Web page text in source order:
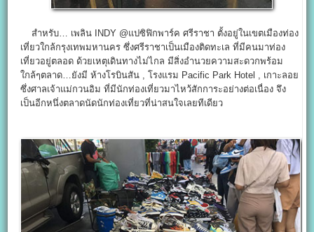
สำหรับ… เพลิน INDY @แปซิฟิกพาร์ค ศรีราชา ตั้งอยู่ในเขตเมืองท่อง
เที่ยวใกล้กรุงเทพมหานคร ซึ่งศรีราชาเป็นเมืองติดทะเล ที่มีคนมาท่อง
เที่ยวอยู่ตลอด ด้วยเหตุเดินทางไม่ไกล มีสิ่งอำนวยความสะดวกพร้อม
ใกล้ๆตลาด…ยังมี ห้างโรบินสัน , โรงแรม Pacific Park Hotel , เกาะลอย
ซึ่งศาลเจ้าแม่กวนอิม ที่มีนักท่องเที่ยวมาไหว้สักการะอย่างต่อเนื่อง จึง
เป็นอีกหนึ่งตลาดนัดนักท่องเที่ยวที่น่าสนใจเลยทีเดียว